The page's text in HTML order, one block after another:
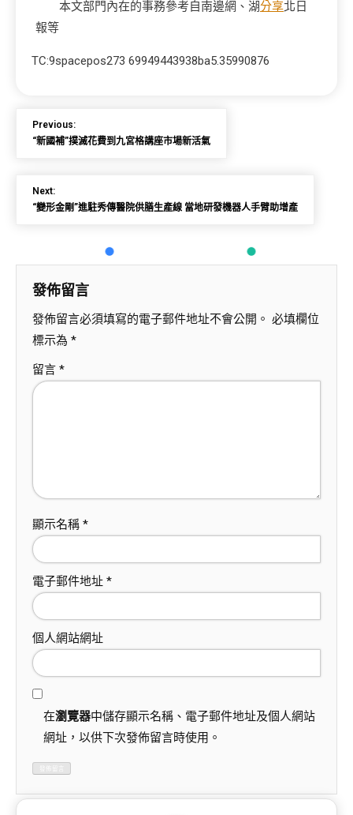
本文部門內在的事務參考自南邊網、湖分享北日
報等
TC:9spacepos273 69949443938ba5.35990876
Previous:
“新國補”撲滅花費到九宮格講座市場新活氣
Next:
“變形金剛”進駐秀傳醫院供膳生產線 當地研發機器人手臂助增產
發佈留言
發佈留言必須填寫的電子郵件地址不會公開。 必填欄位
標示為 *
留言 *
顯示名稱 *
電子郵件地址 *
個人網站網址
在瀏覽器中儲存顯示名稱、電子郵件地址及個人網站
網址，以供下次發佈留言時使用。